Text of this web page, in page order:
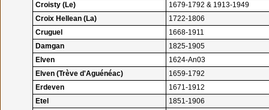
Croisty (Le)
1679-1792 & 1913-1949
Croix Hellean (La)
1722-1806
Cruguel
1668-1911
Damgan
1825-1905
Elven
1624-An03
Elven (Trève d'Aguénéac)
1659-1792
Erdeven
1671-1912
Etel
1851-1906